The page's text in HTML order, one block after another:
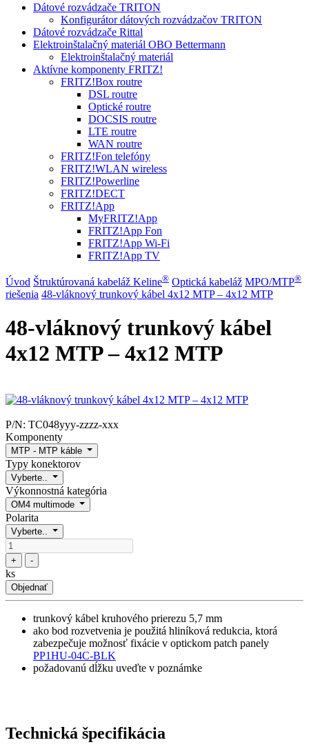
Dátové rozvádzače TRITON
Konfigurátor dátových rozvádzačov TRITON
Dátové rozvádzače Rittal
Elektroinštalačný materiál OBO Bettermann
Elektroinštalačný materiál
Aktívne komponenty FRITZ!
FRITZ!Box routre
DSL routre
Optické routre
DOCSIS routre
LTE routre
WAN routre
FRITZ!Fon telefóny
FRITZ!WLAN wireless
FRITZ!Powerline
FRITZ!DECT
FRITZ!App
MyFRITZ!App
FRITZ!App Fon
FRITZ!App Wi-Fi
FRITZ!App TV
Úvod Štruktúrovaná kabeláž Keline® Optická kabeláž MPO/MTP®
riešenia 48-vláknový trunkový kábel 4x12 MTP – 4x12 MTP
48-vláknový trunkový kábel
4x12 MTP – 4x12 MTP
P/N: TC048yyy-zzzz-xxx
Komponenty
MTP - MTP káble
Typy konektorov
Vyberte..
Výkonnostná kategória
OM4 multimode
Polarita
Vyberte..
+ -
ks
Objednať
trunkový kábel kruhového prierezu 5,7 mm
ako bod rozvetvenia je použitá hliníková redukcia, ktorá
zabezpečuje možnosť fixácie v optickom patch panely
PP1HU-04C-BLK
požadovanú dĺžku uveďte v poznámke
Technická špecifikácia